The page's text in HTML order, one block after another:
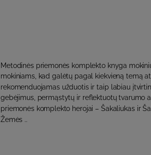
Metodinės priemonės komplekto knyga
mokiniams, kad galėtų pagal kiekvieną temą
rekomenduojamas užduotis ir taip labiau
gebėjimus, permąstytų ir reflektuotų tvarumo
priemonės komplekto herojai – Šakaliukas ir
Žemės ..